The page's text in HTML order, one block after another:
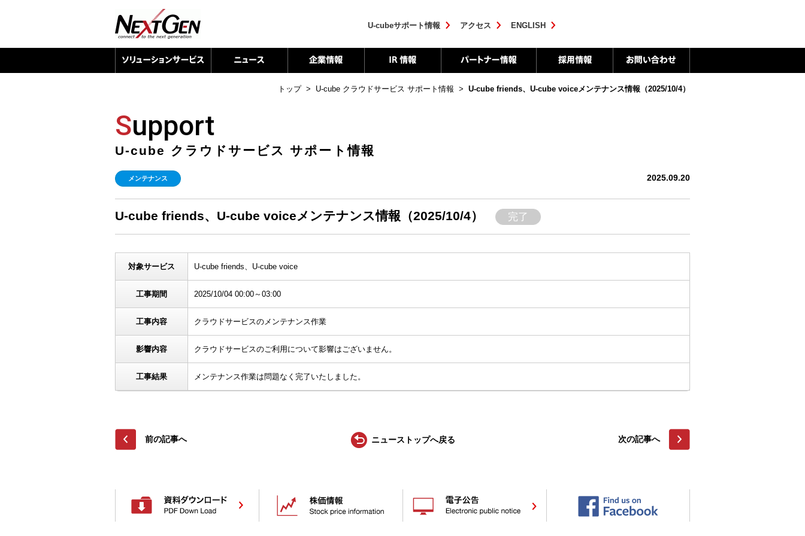
U-cubeサポート情報 アクセス ENGLISH
トップ > U-cube クラウドサービス サポート情報 > U-cube friends、U-cube voiceメンテナンス情報（2025/10/4）
Support
U-cube クラウドサービス サポート情報
メンテナンス 2025.09.20
U-cube friends、U-cube voiceメンテナンス情報（2025/10/4） 完了
対象サービス U-cube friends、U-cube voice
工事期間 2025/10/04 00:00～03:00
工事内容 クラウドサービスのメンテナンス作業
影響内容 クラウドサービスのご利用について影響はございません。
工事結果 メンテナンス作業は問題なく完了いたしました。
前の記事へ ニューストップへ戻る 次の記事へ